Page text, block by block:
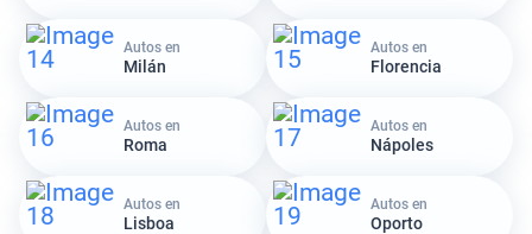
Autos en
Milán
Autos en
Florencia
Autos en
Roma
Autos en
Nápoles
Autos en
Lisboa
Autos en
Oporto